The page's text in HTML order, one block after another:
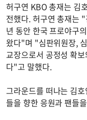
허구연 KBO 총재는 김
전했다. 허구연 총재는
년 동안 한국 프로야구
왔다"며 "심판위원장,
교장으로서 공정성 확
다"고 말했다.
그라운드를 떠나는 김
들을 향한 응원과 팬들